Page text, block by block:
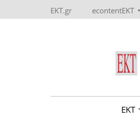
EKT.gr econtentEKT •
EKT